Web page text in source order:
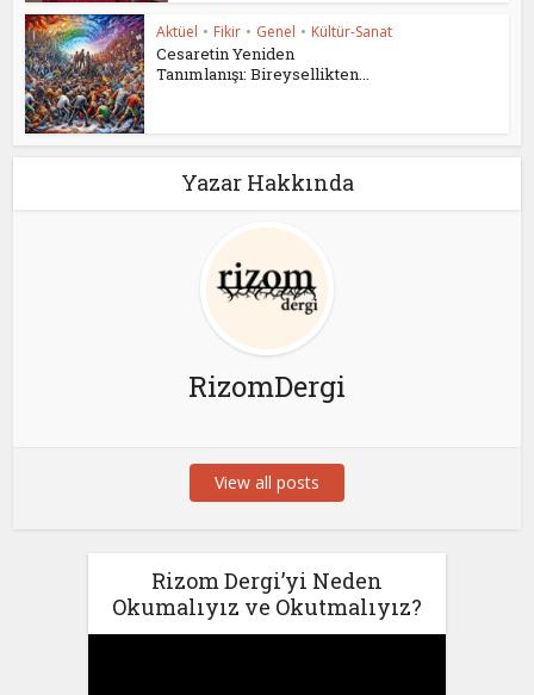
Aktüel • Fikir • Genel • Kültür-Sanat
Cesaretin Yeniden
Tanımlanışı: Bireysellikten...
Yazar Hakkında
RizomDergi
View all posts
Rizom Dergi’yi Neden
Okumalıyız ve Okutmalıyız?